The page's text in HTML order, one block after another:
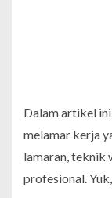
Dalam artikel
melamar kerja
lamaran, teknik
profesional.